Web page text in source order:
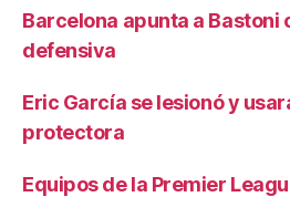
Barcelona apunta a Bastoni
defensiva
Eric García se lesionó y
protectora
Equipos de la Premier